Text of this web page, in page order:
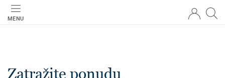
MENU
Zatražite ponudu